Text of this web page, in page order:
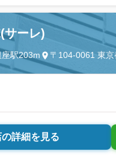
サーレ)
駅203m 〒104-0061 東
詳細を見る